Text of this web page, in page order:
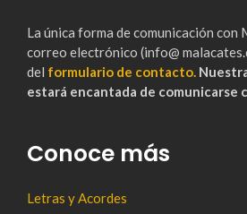
La única forma de comunicación con
correo electrónico (info@
del formulario de contacto.
estará encantada de comunicarse
Conoce más
Letras y Acordes